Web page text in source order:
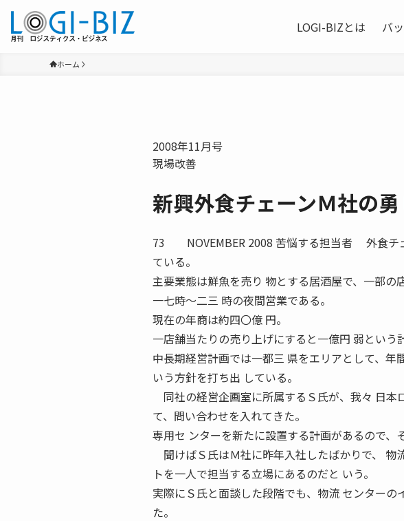
LOGI-BIZとは バ
ホーム
2008年11月号
現場改善
新興外食チェーンＭ社の勇
73 NOVEMBER 2008 苦悩する担当者 外食チ
ている。
主要業態は鮮魚を売り 物とする居酒屋で、一部
一七時〜二三 時の夜間営業である。
現在の年商は約四〇億 円。
一店舗当たりの売り上げにすると一億円 弱という
中長期経営計画では一都三 県をエリアとして、
いう方針を打ち出 している。
同社の経営企画室に所属するＳ氏が、我々 日本
て、問い合わせを入れてきた。
専用セ ンターを新たに設置する計画があるので、
聞けばＳ氏はＭ社に昨年入社したばかりで、 物
トを一人で担当する立場にあるのだと いう。
実際にＳ氏と面談した段階でも、物流 センター
た。